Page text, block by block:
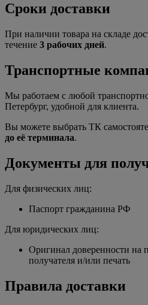
Сроки доставки
При наличии товара на складе
течение 3 рабочих дней.
Транспортные
Мы работаем с любой
Петербург, удобной для клиента.
Вы можете выбрать ТК
до её терминала.
Документы для
Для физических лиц:
Паспорт гражданина РФ
Для юридических лиц:
Оригинал доверенности на
получателя и/или печать
Правила доставки